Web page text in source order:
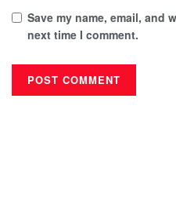
Save my name, email, and
next time I comment.